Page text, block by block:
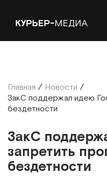
КУРЬЕР-МЕДИА
Главная / Новости /
ЗакС поддержал идею
бездетности
ЗакС
запретить
бездетности